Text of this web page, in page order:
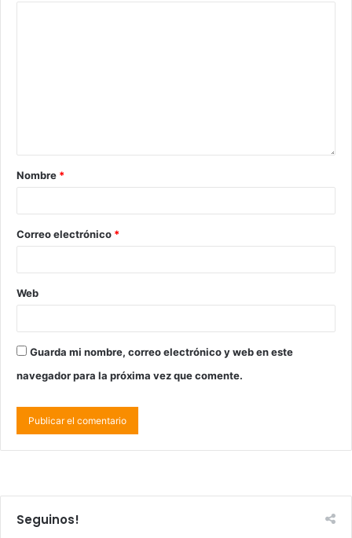
Nombre *
Correo electrónico *
Web
Guarda mi nombre, correo electrónico y web en este
navegador para la próxima vez que comente.
Seguinos!